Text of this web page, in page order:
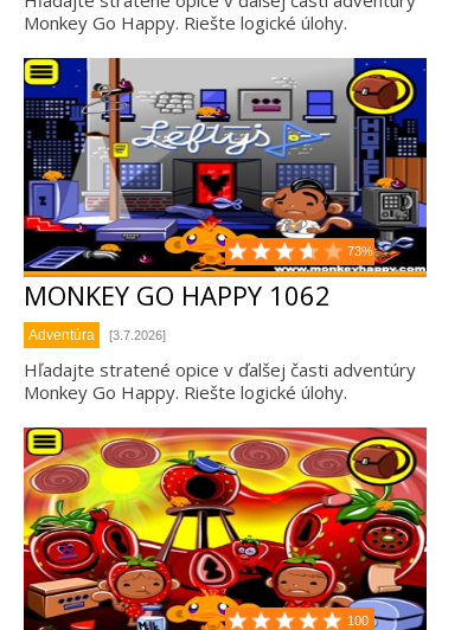
Monkey Go Happy. Riešte logické úlohy.
73%
MONKEY GO HAPPY 1062
Adventúra [3.7.2026]
Hľadajte stratené opice v ďalšej časti adventúry
Monkey Go Happy. Riešte logické úlohy.
100